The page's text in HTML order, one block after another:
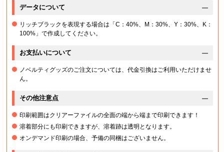
データについて
リッチブラックを表現する場合は「C：40%、M：30%、Y：30%、K：
100%」で作成してください。
お支払いについて
ノベルティグッズのご注文については、代金引換はご利用いただけませ
ん。
その他注意点
印刷範囲はクリアーファイルの全面の端から端まで印刷できます！
溶着部分にも印刷できますが、溶着跡は透明となります。
オンデマンド印刷の場合、予備の同梱はございません。